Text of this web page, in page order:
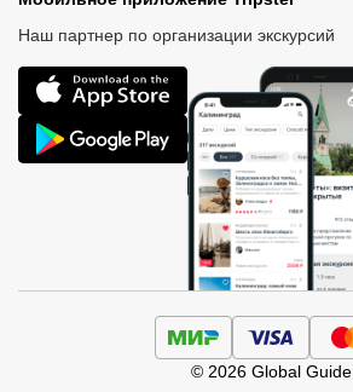
Наш партнер по организации экскурсий
© 2026 Global Guide